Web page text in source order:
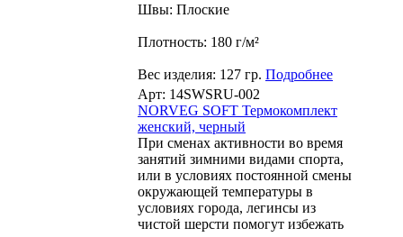
Швы: Плоские
Плотность: 180 г/м²
Вес изделия: 127 гр. Подробнее
Арт: 14SWSRU-002
NORVEG SOFT Термокомплект
женский, черный
При сменах активности во время
занятий зимними видами спорта,
или в условиях постоянной смены
окружающей температуры в
условиях города, легинсы из
чистой шерсти помогут избежать